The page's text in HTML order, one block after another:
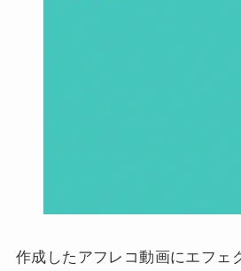
作成したアフレコ動画にエフェ